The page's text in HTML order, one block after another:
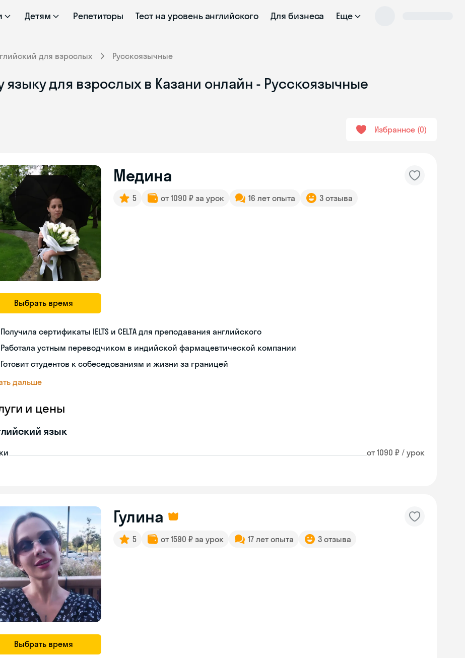
Детям Репетиторы Тест на уровень английского Для бизнеса Еще
для взрослых Русскоязычные
языку для взрослых в Казани онлайн - Русскоязычные
Избранное 0
Выбрать время
Медина
5 от 1090 ₽ за урок 16 лет опыта 3 отзыва
Получила сертификаты IELTS и CELTA для преподавания английского
Работала устным переводчиком в индийской фармацевтической компании
Готовит студентов к собеседованиям и жизни за границей
дальше
и цены
язык
от 1090 ₽ / урок
Выбрать время
Гулина
5 от 1590 ₽ за урок 17 лет опыта 3 отзыва